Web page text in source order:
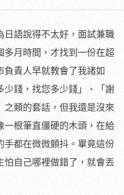
日語說得不太好，面試兼職
多月時間，才找到一份在超
負責人早就教會了我諸如
少錢，找您多少錢」、「謝
之類的套話，但我還是沒來
一根筆直僵硬的木頭，在給
手都在微微顫抖。畢竟這份
怕自己哪裡做錯了，就會丟